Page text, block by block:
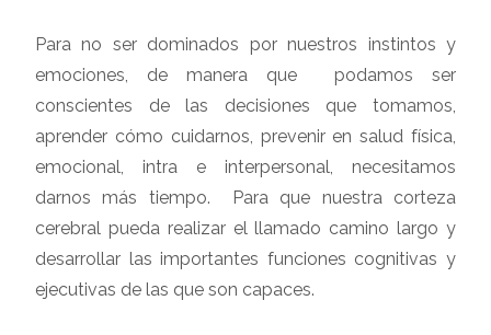
Para no ser dominados por nuestros instintos y
emociones, de manera que podamos ser
conscientes de las decisiones que tomamos,
aprender cómo cuidarnos, prevenir en salud física,
emocional, intra e interpersonal, necesitamos
darnos más tiempo. Para que nuestra corteza
cerebral pueda realizar el llamado camino largo y
desarrollar las importantes funciones cognitivas y
ejecutivas de las que son capaces.